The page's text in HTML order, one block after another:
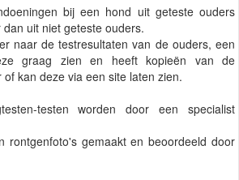
bij een hond uit geteste ouders
uit niet geteste ouders.
naar de testresultaten van de ouders, een
graag zien en heeft kopieën van de
kan deze via een site laten zien.
testen worden door een specialist
rontgenfoto's gemaakt en beoordeeld door